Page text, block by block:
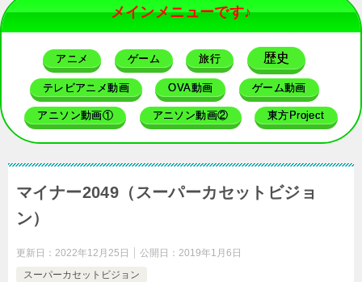
メインメニューです♪
アニメ ゲーム 旅行 歴史
テレビアニメ動画 OVA動画 ゲーム動画
アニソン動画① アニソン動画② 東方Project
マイナー2049（スーパーカセットビジョ
ン）
更新日： 2022年12月25日 公開日： 2019年1月6日
スーパーカセットビジョン